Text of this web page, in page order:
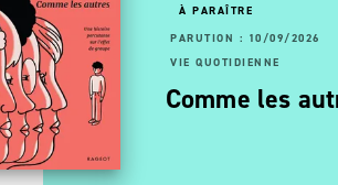
PAGES: 12/07/2023
192 PAGES
QUOTIDIENNE
pianiste sans visage
À PARAÎTRE
PARUTION : 10/09/2026
VIE QUOTIDIENNE
Comme les